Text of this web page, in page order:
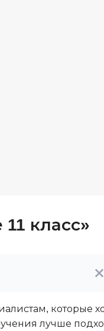
класс»
которые
лучше